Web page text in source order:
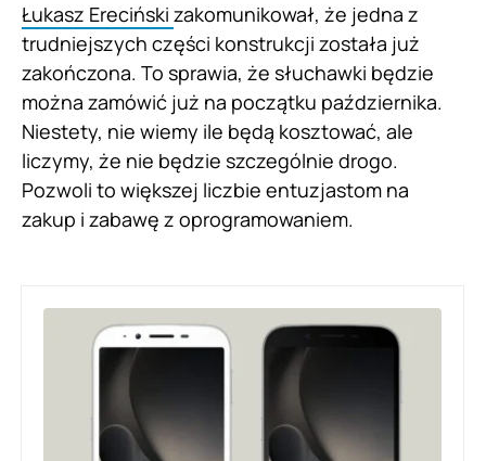
Łukasz Ereciński zakomunikował, że jedna z
trudniejszych części konstrukcji została już
zakończona. To sprawia, że słuchawki będzie
można zamówić już na początku października.
Niestety, nie wiemy ile będą kosztować, ale
liczymy, że nie będzie szczególnie drogo.
Pozwoli to większej liczbie entuzjastom na
zakup i zabawę z oprogramowaniem.